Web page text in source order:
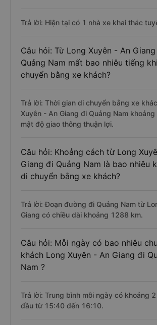
Trả lời: Hiện tại có 1 nhà xe khai thác
Câu hỏi: Từ Long Xuyên - An
Quảng Nam mất bao nhiêu tiếng
chuyển bằng xe khách?
Trả lời: Thời gian di chuyển bằng xe
Xuyên - An Giang đi Quảng Nam
mật độ giao thông thuận lợi.
Câu hỏi: Khoảng cách từ Long
Giang đi Quảng Nam là bao nhiêu
di chuyển bằng xe khách?
Trả lời: Đoạn đường đi Quảng Nam từ
Giang có chiều dài khoảng 1288 km.
Câu hỏi: Mỗi ngày có bao nhiêu
khách Long Xuyên - An Giang đi
Nam ?
Trả lời: Trung bình mỗi ngày có khoảng
đầu từ 15:40 đến 16:10.